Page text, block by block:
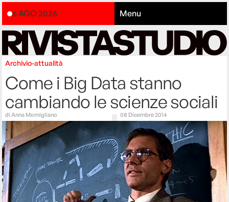
6 AGO 2026 Menu
Archivio-attualità
Come i Big Data stanno
cambiando le scienze sociali
diAnna Momigliano 08 Dicembre 2014